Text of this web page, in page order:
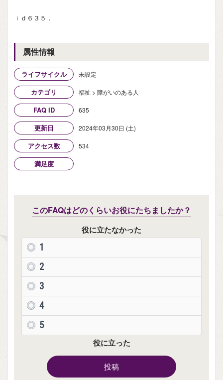
ｉｄ６３５．
属性情報
ライフサイクル 未設定
カテゴリ 福祉 > 障がいのある人
FAQ ID 635
更新日 2024年03月30日 (土)
アクセス数 534
満足度
このFAQはどのくらいお役にたちましたか？
役に立たなかった
1
2
3
4
5
役に立った
投稿